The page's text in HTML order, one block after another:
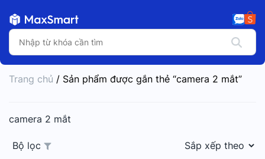
Trang chủ / Sản phẩm được gắn thẻ “camera 2 mắt”
camera 2 mắt
Bộ lọc